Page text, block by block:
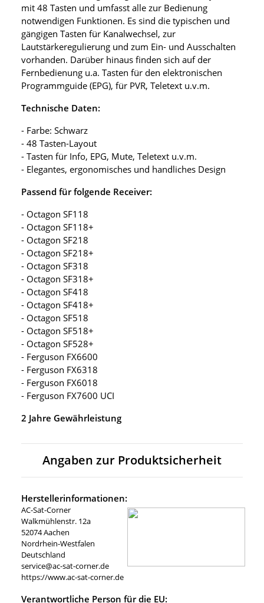
mit 48 Tasten und umfasst alle zur Bedienung
notwendigen Funktionen. Es sind die typischen und
gängigen Tasten für Kanalwechsel, zur
Lautstärkeregulierung und zum Ein- und Ausschalten
vorhanden. Darüber hinaus finden sich auf der
Fernbedienung u.a. Tasten für den elektronischen
Programmguide (EPG), für PVR, Teletext u.v.m.
Technische Daten:
- Farbe: Schwarz
- 48 Tasten-Layout
- Tasten für Info, EPG, Mute, Teletext u.v.m.
- Elegantes, ergonomisches und handliches Design
Passend für folgende Receiver:
- Octagon SF118
- Octagon SF118+
- Octagon SF218
- Octagon SF218+
- Octagon SF318
- Octagon SF318+
- Octagon SF418
- Octagon SF418+
- Octagon SF518
- Octagon SF518+
- Octagon SF528+
- Ferguson FX6600
- Ferguson FX6318
- Ferguson FX6018
- Ferguson FX7600 UCI
2 Jahre Gewährleistung
Angaben zur Produktsicherheit
Herstellerinformationen:
AC-Sat-Corner
Walkmühlenstr. 12a
52074 Aachen
Nordrhein-Westfalen
Deutschland
service@ac-sat-corner.de
https://www.ac-sat-corner.de
Verantwortliche Person für die EU: